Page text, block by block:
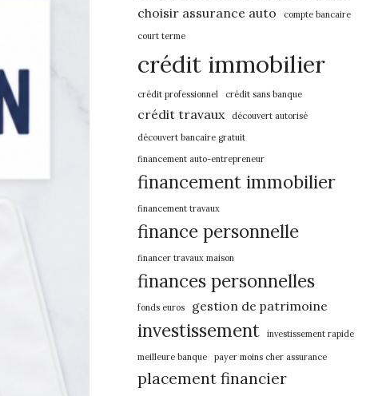
choisir assurance auto
compte bancaire
court terme
crédit immobilier
crédit professionnel crédit sans banque
crédit travaux
découvert autorisé
découvert bancaire gratuit
financement auto-entrepreneur
financement immobilier
financement travaux
finance personnelle
financer travaux maison
finances personnelles
fonds euros gestion de patrimoine
investissement investissement rapide
meilleure banque payer moins cher assurance
placement financier